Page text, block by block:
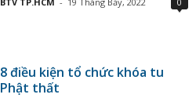
8 điều kiện tổ chức khóa tu
Phật thất